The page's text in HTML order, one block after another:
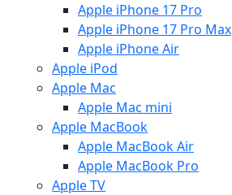
Apple iPhone 17 Pro
Apple iPhone 17 Pro Max
Apple iPhone Air
Apple iPod
Apple Mac
Apple Mac mini
Apple MacBook
Apple MacBook Air
Apple MacBook Pro
Apple TV